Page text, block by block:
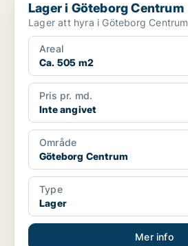
Lager i Göteborg Centrum
Lager att hyra i Göteborg Centrum
Areal
Ca. 505 m2
Pris pr. md.
Inte angivet
Område
Göteborg Centrum
Type
Lager
Mer info